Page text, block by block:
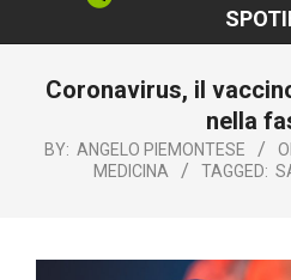
Coronavirus, il
nella
BY: ANGELO PIEMONTESE
MEDICINA
TAGGED: